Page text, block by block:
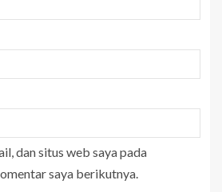
dan situs web saya pada
saya berikutnya.